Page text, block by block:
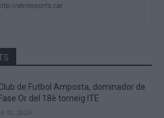
ebresports.cat
de Futbol Amposta, dominador de
Or del 18è torneig ITE
10, 2026